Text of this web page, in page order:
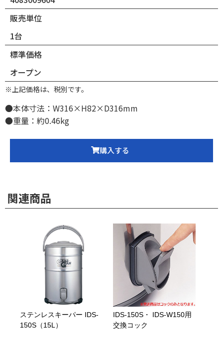
販売単位
1台
標準価格
オープン
※上記価格は、税別です。
●本体寸法：W316×H82×D316mm
●重量：約0.46kg
購入する
関連商品
ステンレスキーパー IDS-
150S（15L）
IDS-150S・ IDS-W150用
交換コック